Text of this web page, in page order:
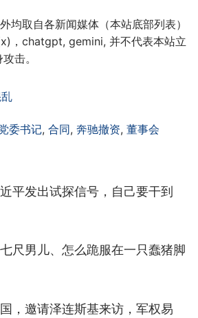
均取自各新闻媒体（本站底部列表）
，chatgpt, gemini, 并不代表本站立
击。
委书记, 合同, 奔驰撤资, 董事会
平发出试探信号，自己要干到
尺男儿、怎么跪服在一只蠢猪脚
，邀请泽连斯基来访，军权易